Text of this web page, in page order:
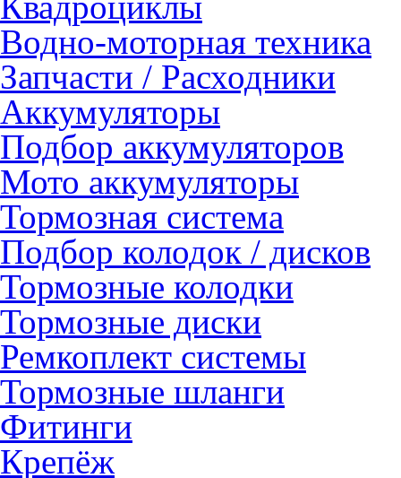
Водно-моторная техника
Запчасти / Расходники
Аккумуляторы
Подбор аккумуляторов
Мото аккумуляторы
Тормозная система
Подбор колодок / дисков
Тормозные колодки
Тормозные диски
Ремкоплект системы
Тормозные шланги
Фитинги
Крепёж